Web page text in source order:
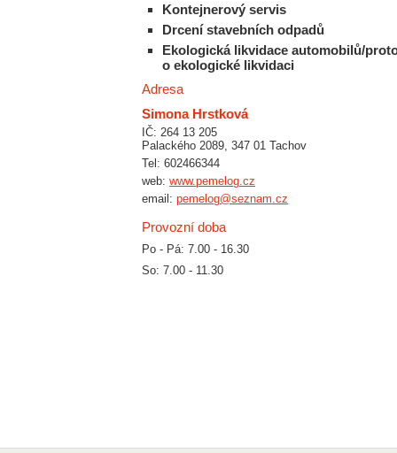
Kontejnerový servis
Drcení stavebních odpadů
Ekologická likvidace automobilů/
o ekologické likvidaci
Adresa
Simona Hrstková
IČ: 264 13 205
Palackého 2089, 347 01 Tachov
Tel: 602466344
web: www.pemelog.cz
email: pemelog@seznam.cz
Provozní doba
Po - Pá: 7.00 - 16.30
So: 7.00 - 11.30